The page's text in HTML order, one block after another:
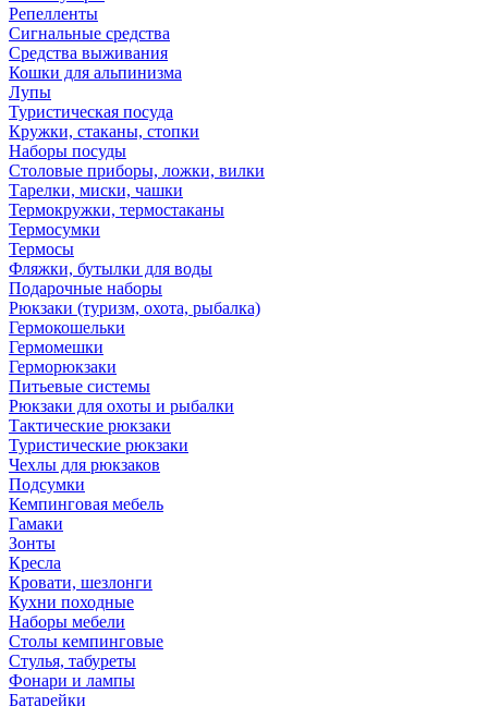
Репелленты
Сигнальные средства
Средства выживания
Кошки для альпинизма
Лупы
Туристическая посуда
Кружки, стаканы, стопки
Наборы посуды
Столовые приборы, ложки, вилки
Тарелки, миски, чашки
Термокружки, термостаканы
Термосумки
Термосы
Фляжки, бутылки для воды
Подарочные наборы
Рюкзаки (туризм, охота, рыбалка)
Гермокошельки
Гермомешки
Герморюкзаки
Питьевые системы
Рюкзаки для охоты и рыбалки
Тактические рюкзаки
Туристические рюкзаки
Чехлы для рюкзаков
Подсумки
Кемпинговая мебель
Гамаки
Зонты
Кресла
Кровати, шезлонги
Кухни походные
Наборы мебели
Столы кемпинговые
Стулья, табуреты
Фонари и лампы
Батарейки